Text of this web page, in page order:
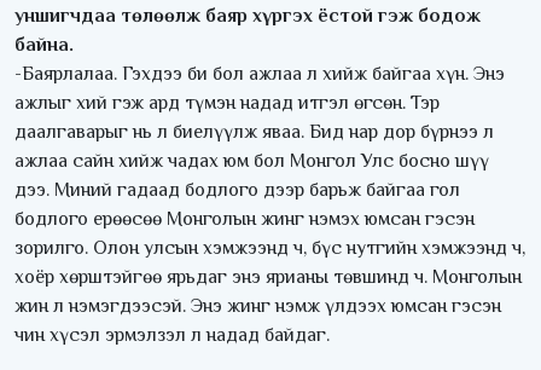
уншигчдаа төлөөлж баяр хүргэх ёстой гэж бодож
байна.
-Баярлалаа. Гэхдээ би бол ажлаа л хийж байгаа хүн. Энэ
ажлыг хий гэж ард түмэн надад итгэл өгсөн. Тэр
даалгаварыг нь л биелүүлж яваа. Бид нар дор бүрнээ л
ажлаа сайн хийж чадах юм бол Монгол Улс босно шүү
дээ. Миний гадаад бодлого дээр барьж байгаа гол
бодлого ерөөсөө Монголын жинг нэмэх юмсан гэсэн
зорилго. Олон улсын хэмжээнд ч, бүс нутгийн хэмжээнд ч,
хоёр хөрштэйгөө ярьдаг энэ ярианы төвшинд ч. Монголын
жин л нэмэгдээсэй. Энэ жинг нэмж үлдээх юмсан гэсэн
чин хүсэл эрмэлзэл л надад байдаг.